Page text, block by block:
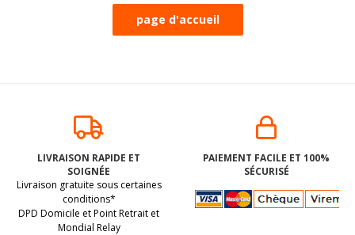
LIVRAISON RAPIDE ET
SOIGNÉE
Livraison gratuite sous certaines
conditions*
DPD Domicile et Point Retrait et
Mondial Relay
PAIEMENT FACILE ET 100%
SÉCURISÉ